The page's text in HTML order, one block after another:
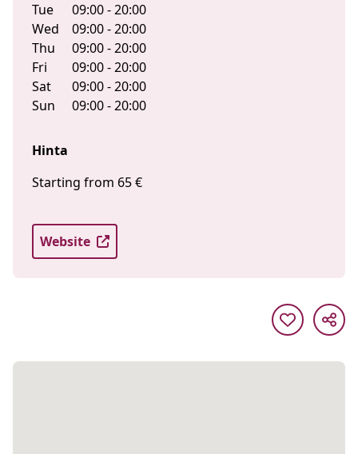
Tue
09:00 - 20:00
Wed
09:00 - 20:00
Thu
09:00 - 20:00
Fri
09:00 - 20:00
Sat
09:00 - 20:00
Sun
09:00 - 20:00
Hinta
Starting from 65 €
Website